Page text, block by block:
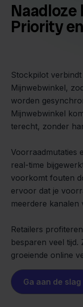
Priority
Stockpilot
Mijnwebwinkel,
worden
Mijnwebwinkel
terecht, zonder
Voorraadmutaties
real-time
voorkomt fouten
ervoor dat je
meerdere kanalen
Retailers
besparen veel
groeiende online
Ga aan de slag